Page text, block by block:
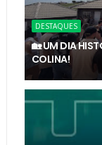
DESTAQUES
🏡 UM DIA
COLINA!